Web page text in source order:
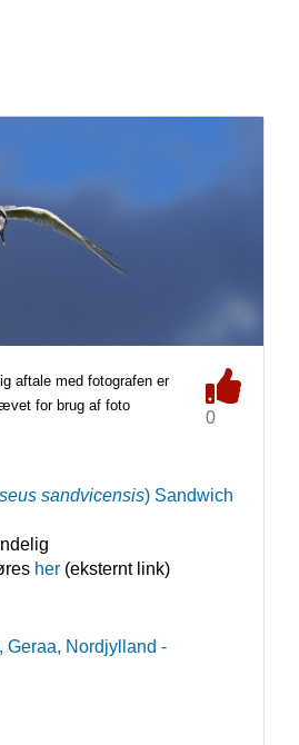
aftale med fotografen er
for brug af foto
0
sandvicensis) Sandwich
her(eksternt link)
Geraa, Nordjylland -